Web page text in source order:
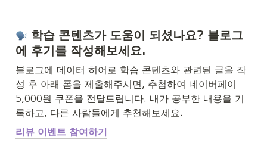
하실 수 있지만, 데이터의 유형과
유형의 성격을
학습 콘텐츠가 도움이 되셨나요? 블로그
에 후기를 작성해보세요.
블로그에 데이터 히어로 학습 콘텐츠와 관련된 글을 작
성 후 아래 폼을 제출해주시면, 추첨하여 네이버페이
5,000원 쿠폰을 전달드립니다. 내가 공부한 내용을 기
록하고, 다른 사람들에게 추천해보세요.
리뷰 이벤트 참여하기